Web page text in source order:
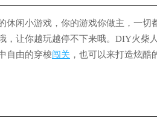
休闲小游戏，你的游戏你做主，一切
，让你越玩越停不下来哦。DIY火柴人
自由的穿梭闯关 ，也可以来打造炫